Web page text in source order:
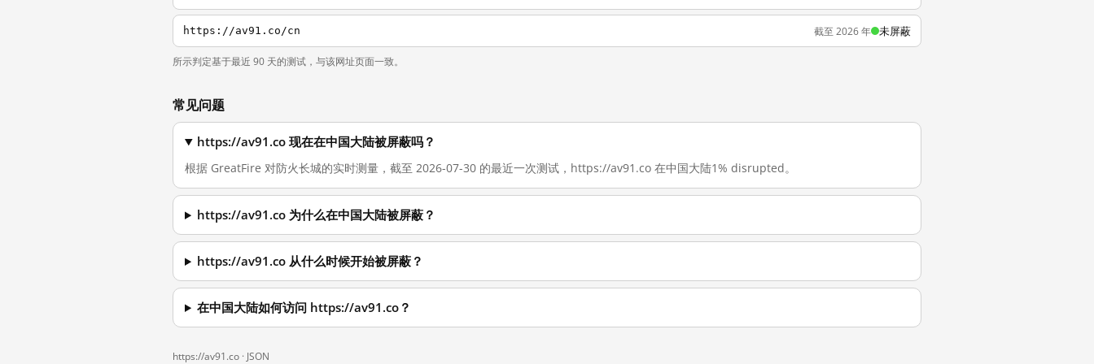
https://av91.co/cn 截至 2026 年 未屏蔽
所示判定基于最近 90 天的测试，与该网址页面一致。
常见问题
https://av91.co 现在在中国大陆被屏蔽吗？
根据 GreatFire 对防火长城的实时测量，截至 2026-07-30 的最近一次测试，https://av91.co 在中国大陆1% disrupted。
https://av91.co 为什么在中国大陆被屏蔽？
https://av91.co 从什么时候开始被屏蔽？
在中国大陆如何访问 https://av91.co？
https://av91.co · JSON